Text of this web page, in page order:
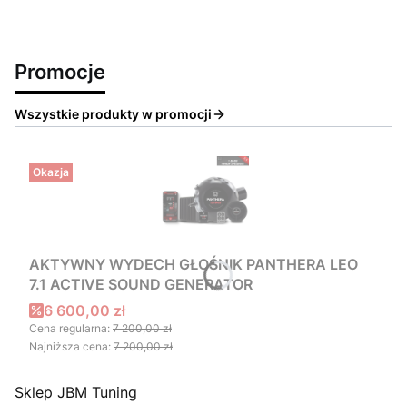
Promocje
Wszystkie produkty w promocji
Okazja
AKTYWNY WYDECH GŁOŚNIK PANTHERA LEO
7.1 ACTIVE SOUND GENERATOR
Cena promocyjna
6 600,00 zł
Cena regularna: 7 200,00 zł
Najniższa cena: 7 200,00 zł
Sklep JBM Tuning